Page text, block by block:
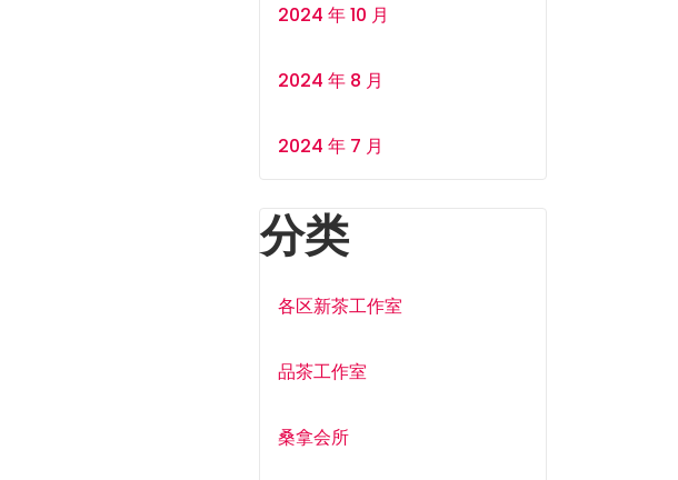
2024 年 10 月
2024 年 8 月
2024 年 7 月
分类
各区新茶工作室
品茶工作室
桑拿会所